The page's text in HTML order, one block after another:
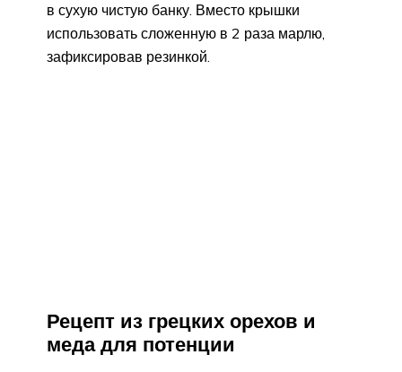
в сухую чистую банку. Вместо крышки
использовать сложенную в 2 раза марлю,
зафиксировав резинкой.
Рецепт из грецких орехов и
меда для потенции